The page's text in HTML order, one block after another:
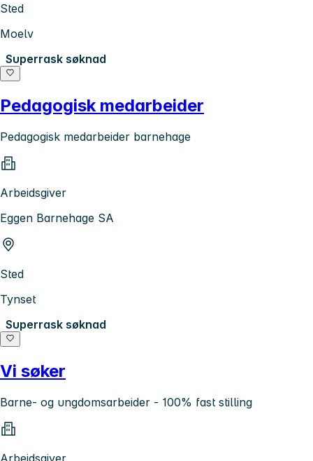
Sted
Moelv
Superrask søknad
Pedagogisk medarbeider
Pedagogisk medarbeider barnehage
Arbeidsgiver
Eggen Barnehage SA
Sted
Tynset
Superrask søknad
Vi søker
Barne- og ungdomsarbeider - 100% fast stilling